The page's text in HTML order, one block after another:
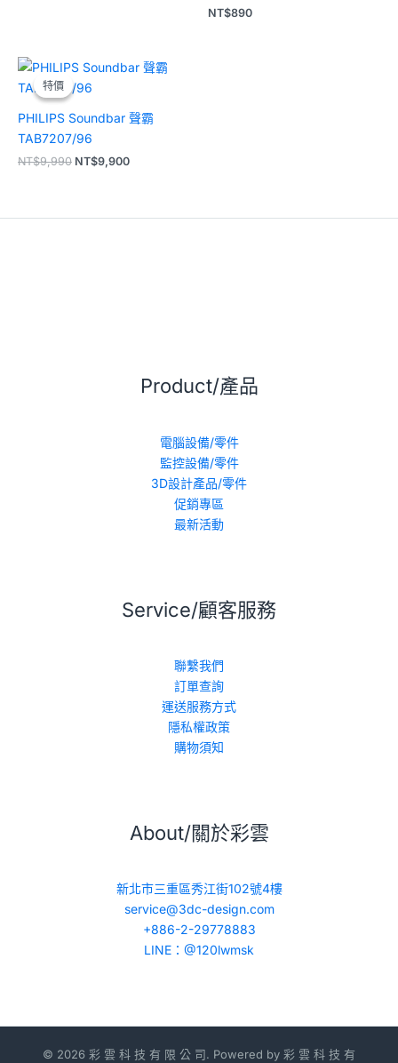
NT$890
特價
特價
PHILIPS Soundbar 聲霸
TAB7207/96
NT$9,990
原
始
價
NT$9,990。
NT$9,900
目
前
NT$9,900。
Product/產品
電腦設備/零件
監控設備/零件
3D設計產品/零件
促銷專區
最新活動
Service/顧客服務
聯繫我們
訂單查詢
運送服務方式
隱私權政策
購物須知
About/關於彩雲
新北市三重區秀江街102號4樓
service@3dc-design.com
+886-2-29778883
LINE：@120lwmsk
© 2026 彩 雲 科 技 有 限 公 司. Powered by 彩 雲 科 技 有